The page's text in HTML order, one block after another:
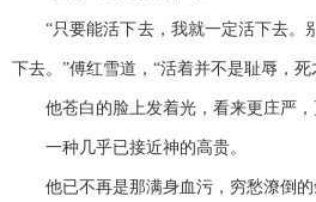
“只要能活下去，我就一定活下去。
下去。”傅红雪道，“活着并不是耻辱，死
他苍白的脸上发着光，看来更庄严，
一种几乎已接近神的高贵。
他已不再是那满身血污，穷愁潦倒的